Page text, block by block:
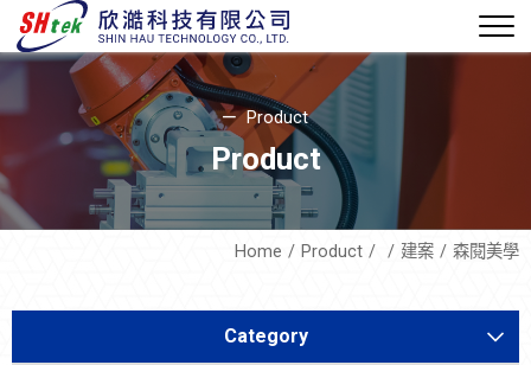
Product
Product
Home Product 建案 森閱美學
Category